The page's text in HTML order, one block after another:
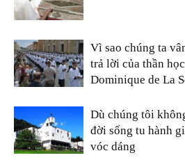
Vì sao chúng ta
trả lời của thần
Dominique de La
Dù chúng tôi
đời sống tu hành
vóc dáng